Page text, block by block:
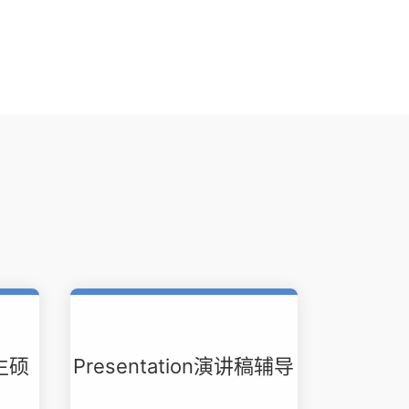
硕 Presentation演讲稿辅导